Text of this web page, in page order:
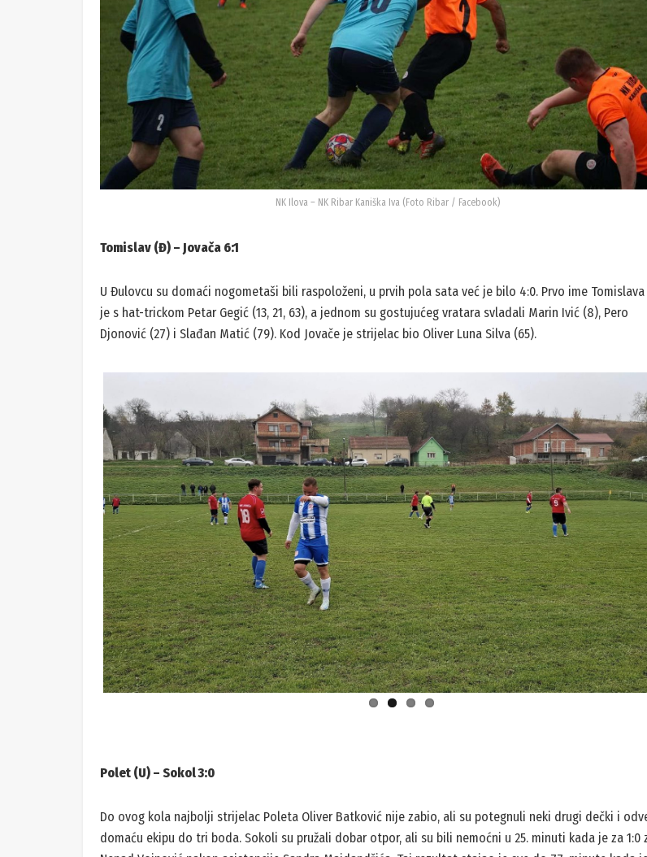
NK Ilova – NK Ribar Kaniška Iva (Foto Ribar / Facebook)
Tomislav (Đ) – Jovača 6:1
U Đulovcu su domaći nogometaši bili raspoloženi, u prvih pola sata već je bilo 4:0. Prvo ime
je s hat-trickom Petar Gegić (13, 21, 63), a jednom su gostujućeg vratara svladali Marin Ivić (8), Pero
Djonović (27) i Slađan Matić (79). Kod Jovače je strijelac bio Oliver Luna Silva (65).
Polet (U) – Sokol 3:0
Do ovog kola najbolji strijelac Poleta Oliver Batković nije zabio, ali su potegnuli neki drugi dečki i
domaću ekipu do tri boda. Sokoli su pružali dobar otpor, ali su bili nemoćni u 25. minuti kada je za 1:0